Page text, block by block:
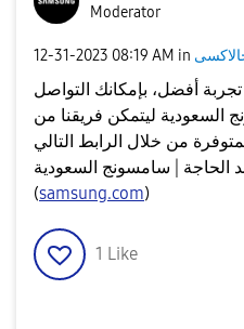
Moderator
‎12-31-2023 08:19 AM in
أفضل، بإمكانك التواصل
ليتمكن فريقنا من
الحاجة | سامسونج السعودية
(samsung.com)
1 Like